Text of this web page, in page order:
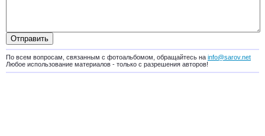
По всем вопросам, связанным с фотоальбомом, обращайтесь на info@sarov.net
Любое использование материалов - только с разрешения авторов!